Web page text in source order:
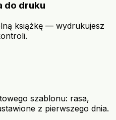
do druku
książkę — wydrukujesz
szablonu: rasa,
z pierwszego dnia.